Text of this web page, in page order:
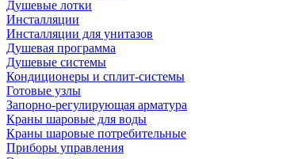
Душевые лотки
Инсталляции
Инсталляции для унитазов
Душевая программа
Душевые системы
Кондиционеры и сплит-системы
Готовые узлы
Запорно-регулирующая арматура
Краны шаровые для воды
Краны шаровые потребительные
Приборы управления